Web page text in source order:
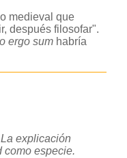
medieval que
después filosofar".
ergo sumhabría
explicación
como especie.